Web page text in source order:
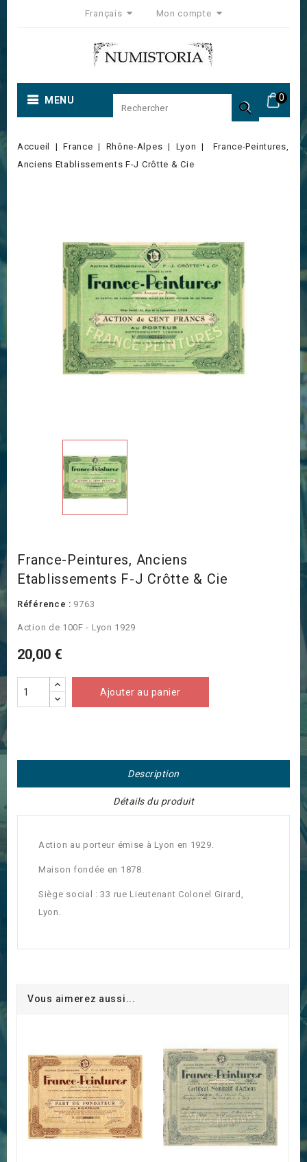
Français Mon compte
0
MENU 
Accueil France Rhône-Alpes Lyon
France-Peintures,
Anciens Etablissements F-J Crôtte & Cie
France-Peintures, Anciens
Etablissements F-J Crôtte & Cie
Référence : 9763
Action de 100F - Lyon 1929
20,00 €
Ajouter au panier
Description
Détails du produit
Action au porteur émise à Lyon en 1929.
Maison fondée en 1878.
Siège social : 33 rue Lieutenant Colonel Girard,
Lyon.
Vous aimerez aussi...